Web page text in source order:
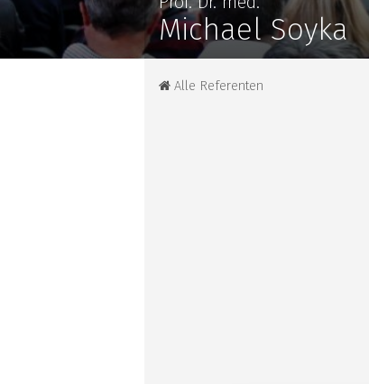
Michael Soyka
Alle Referenten